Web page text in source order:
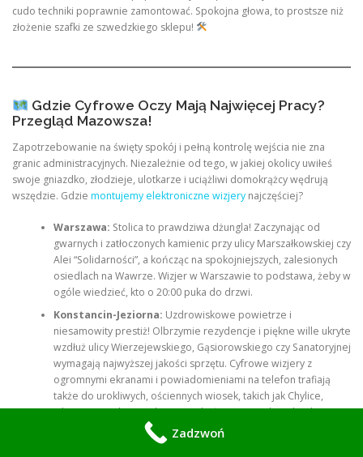
cudo techniki poprawnie zamontować. Spokojna głowa, to prostsze niż
złożenie szafki ze szwedzkiego sklepu!
Gdzie Cyfrowe Oczy Mają Najwięcej Pracy?
Przegląd Mazowsza!
Zapotrzebowanie na święty spokój i pełną kontrolę wejścia nie zna
granic administracyjnych. Niezależnie od tego, w jakiej okolicy uwiłeś
swoje gniazdko, złodzieje, ulotkarze i uciążliwi domokrążcy wędrują
wszędzie. Gdzie montujemy elektroniczne wizjery najczęściej?
Warszawa: Stolica to prawdziwa dżungla! Zaczynając od
gwarnych i zatłoczonych kamienic przy ulicy Marszałkowskiej czy
Alei “Solidarności”, a kończąc na spokojniejszych, zalesionych
osiedlach na Wawrze. Wizjer w Warszawie to podstawa, żeby w
ogóle wiedzieć, kto o 20:00 puka do drzwi.
Konstancin-Jeziorna: Uzdrowiskowe powietrze i
niesamowity prestiż! Olbrzymie rezydencje i piękne wille ukryte
wzdłuż ulicy Wierzejewskiego, Gąsiorowskiego czy Sanatoryjnej
wymagają najwyższej jakości sprzętu. Cyfrowe wizjery z
ogromnymi ekranami i powiadomieniami na telefon trafiają
także do urokliwych, ościennych wiosek, takich jak Chylice,
Obory czy Bielawa, gdzie mieszkańcy cenią sobie absolutną
Zadzwoń